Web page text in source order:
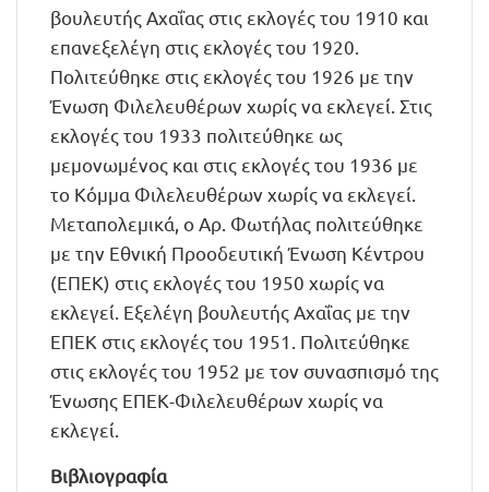
βουλευτής Αχαΐας στις εκλογές του 1910 και
επανεξελέγη στις εκλογές του 1920.
Πολιτεύθηκε στις εκλογές του 1926 με την
Ένωση Φιλελευθέρων χωρίς να εκλεγεί. Στις
εκλογές του 1933 πολιτεύθηκε ως
μεμονωμένος και στις εκλογές του 1936 με
το Κόμμα Φιλελευθέρων χωρίς να εκλεγεί.
Μεταπολεμικά, ο Αρ. Φωτήλας πολιτεύθηκε
με την Εθνική Προοδευτική Ένωση Κέντρου
(ΕΠΕΚ) στις εκλογές του 1950 χωρίς να
εκλεγεί. Εξελέγη βουλευτής Αχαΐας με την
ΕΠΕΚ στις εκλογές του 1951. Πολιτεύθηκε
στις εκλογές του 1952 με τον συνασπισμό της
Ένωσης ΕΠΕΚ-Φιλελευθέρων χωρίς να
εκλεγεί.
Βιβλιογραφία